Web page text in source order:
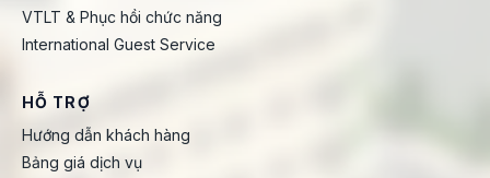
VTLT & Phục hồi chức năng
International Guest Service
HỖ TRỢ
Hướng dẫn khách hàng
Bảng giá dịch vụ